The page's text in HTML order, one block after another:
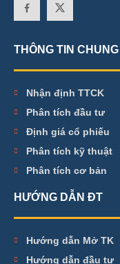
THÔNG TIN CHUNG
Nhận định TTCK
Phân tích đầu tư
Định giá cổ phiếu
Phân tích kỹ thuật
Phân tích cơ bản
HƯỚNG DẪN ĐT
Hướng dẫn Mở TK
Hướng dẫn đầu tư